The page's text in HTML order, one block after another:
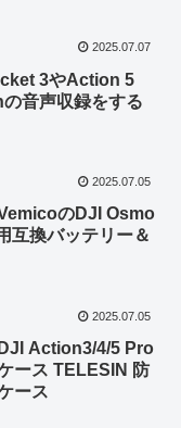
2025.07.07
3やAction 5
音声収録をする
2025.07.05
のDJI Osmo
互換バッテリー＆
2025.07.05
DJI Action3/4/5 Pro
ース TELESIN 防
ース